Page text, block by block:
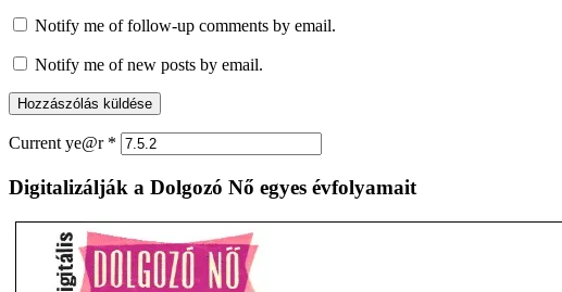
Notify me of follow-up comments by email.
Notify me of new posts by email.
Current ye@r *
Digitalizálják a Dolgozó Nő egyes évfolyamait